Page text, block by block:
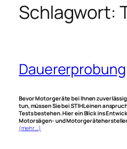
Schlagwort:
Dauererprobung
Bevor Motorgeräte bei Ihnen
tun, müssen Sie bei STIHL einen
Tests bestehen. Hier ein Blick ins
Motorsägen- und
(mehr …)